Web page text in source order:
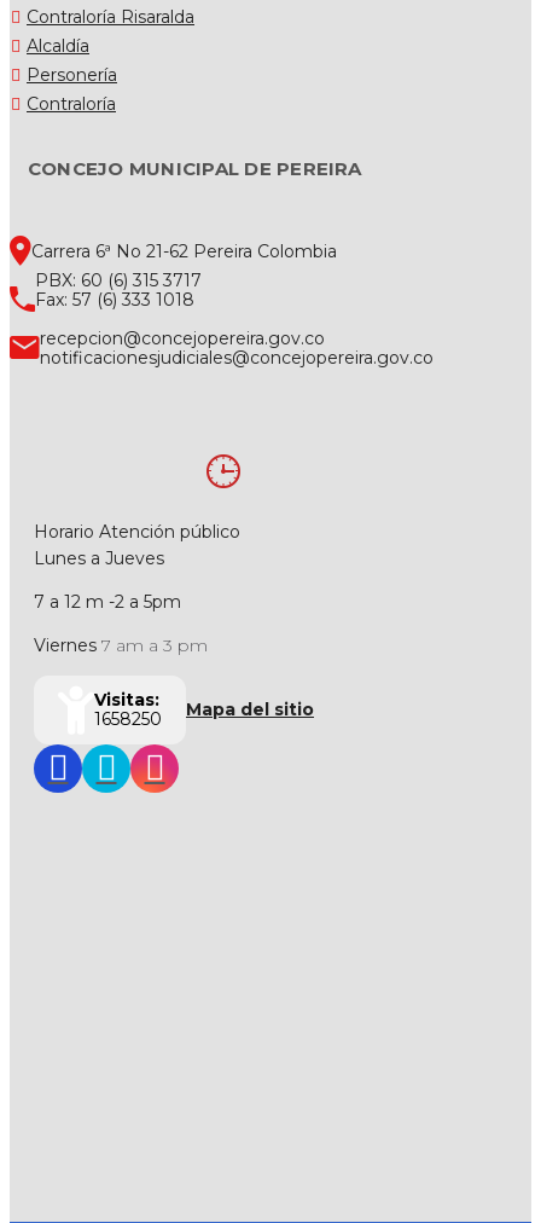
Contraloría Risaralda
Alcaldía
Personería
Contraloría
CONCEJO MUNICIPAL DE PEREIRA
Carrera 6ª No 21-62 Pereira Colombia
PBX: 60 (6) 315 3717
Fax: 57 (6) 333 1018
recepcion@concejopereira.gov.co
notificacionesjudiciales@concejopereira.gov.co
Horario Atención público
Lunes a Jueves
7 a 12 m -2 a 5pm
Viernes 7 am a 3 pm
Visitas:
1658250
Mapa del sitio